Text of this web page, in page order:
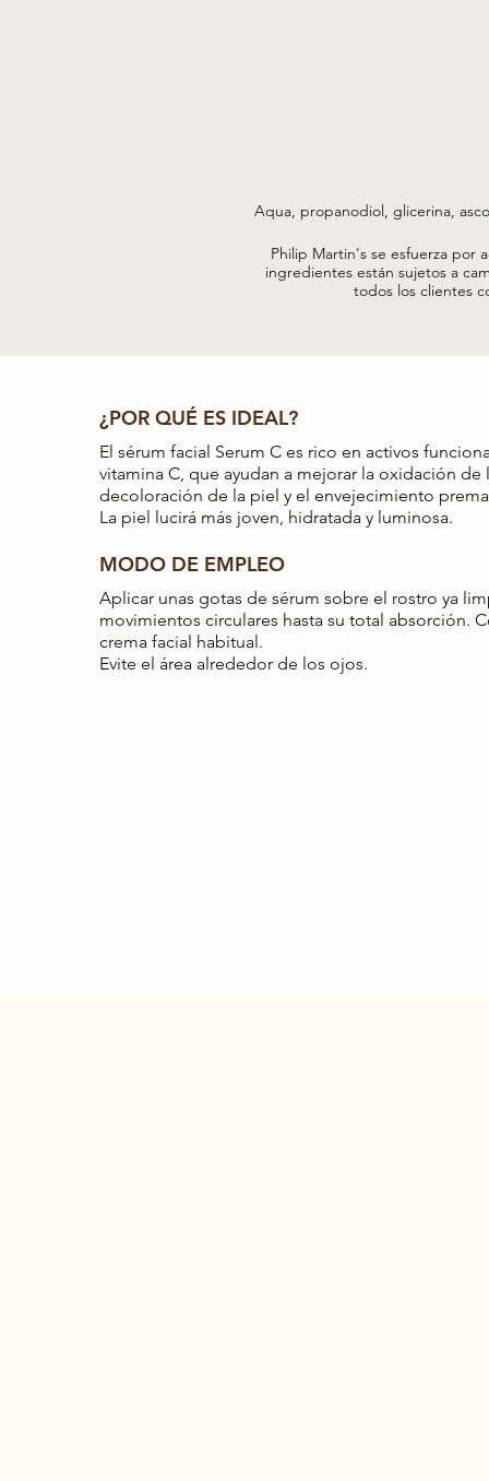
Aqua, propanodiol, glicerina,
ferúlico, arginina, ácido
sacárido, caprato
Philip Martin's se esfuerza por
ingredientes están sujetos a
todos los clientes
¿POR QUÉ ES IDEAL?
El sérum facial Serum C es rico en activos
vitamina C, que ayudan a mejorar la oxidación de
decoloración de la piel y el envejecimiento
La piel lucirá más joven, hidratada y luminosa.
MODO DE EMPLEO
Aplicar unas gotas de sérum sobre el rostro ya
movimientos circulares hasta su total absorción.
crema facial habitual.
Evite el área alrededor de los ojos.